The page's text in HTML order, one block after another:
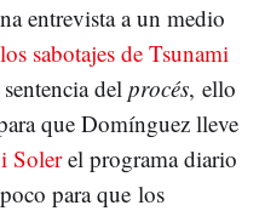
entrevista a un medio
sabotajes de Tsunami
del procés, ello
que Domínguez lleve
Solerel programa diario
para que los